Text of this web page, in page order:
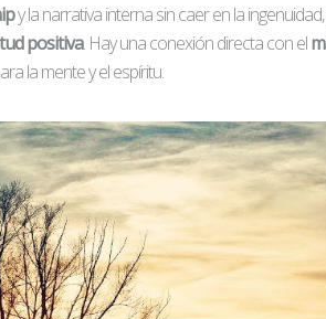
y la narrativa interna sin caer en la
positiva. Hay una conexión directa con el
la mente y el espíritu.